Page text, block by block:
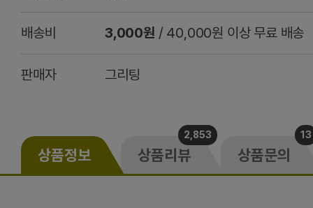
배송비 3,000원 / 40,000원 이상 무료 배송
판매자 그리팅
상품정보 상품리뷰
2,853
상품문의
13